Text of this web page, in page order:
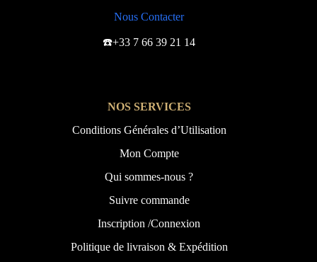
Nous Contacter
☎️+33 7 66 39 21 14
NOS SERVICES
Conditions Générales d’Utilisation
Mon Compte
Qui sommes-nous ?
Suivre commande
Inscription /Connexion
Politique de livraison & Expédition